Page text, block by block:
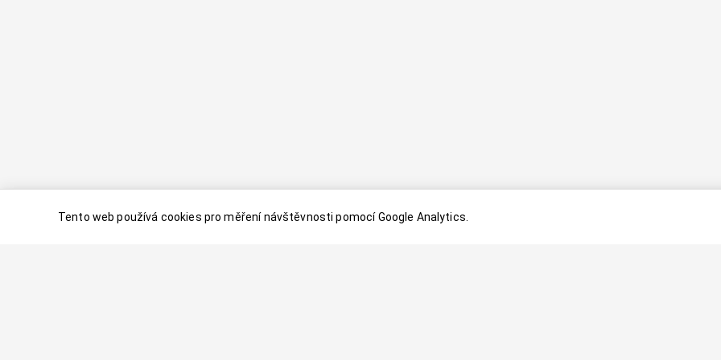
Tento web používá cookies pro měření návštěvnosti pomocí Google Analytics.